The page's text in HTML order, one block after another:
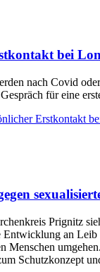
bei
nach Covid
für eine
Erstkontakt
Prignitz
Entwicklung an
Menschen umgehen.
Schutzkonzept